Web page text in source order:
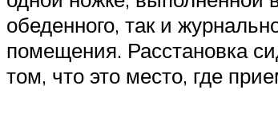
обеденного, так и
помещения. Расстановка
том, что это место, где